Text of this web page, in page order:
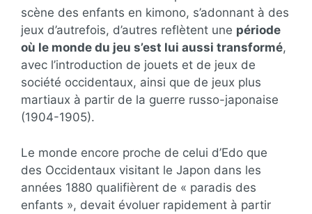
scène des enfants en kimono, s’adonnant à des
jeux d’autrefois, d’autres reflètent une période
où le monde du jeu s’est lui aussi transformé,
avec l’introduction de jouets et de jeux de
société occidentaux, ainsi que de jeux plus
martiaux à partir de la guerre russo-japonaise
(1904-1905).
Le monde encore proche de celui d’Edo que
des Occidentaux visitant le Japon dans les
années 1880 qualifièrent de « paradis des
enfants », devait évoluer rapidement à partir